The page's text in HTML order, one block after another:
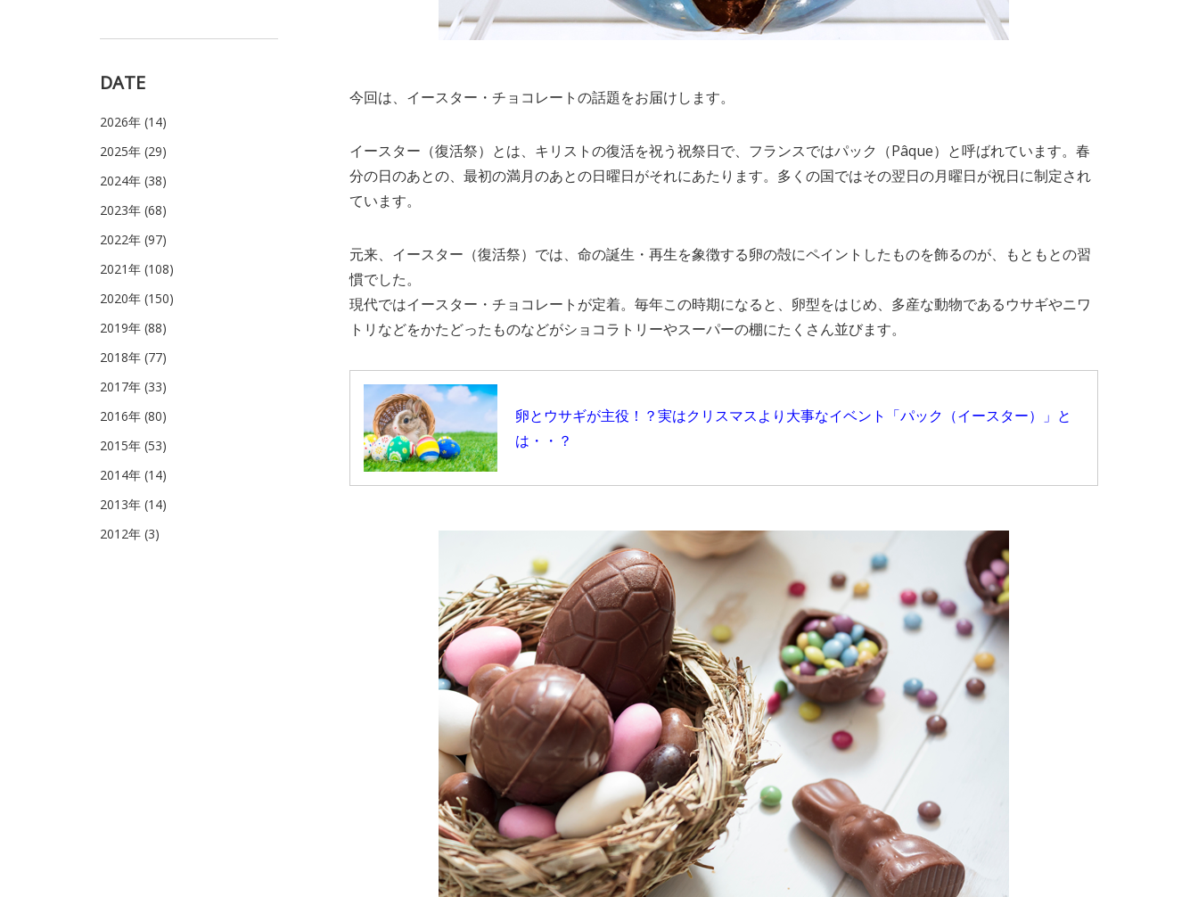
今回は、イースター・チョコレートの話題をお届けします。
イースター（復活祭）とは、キリストの復活を祝う祝祭日で、フランスではパック（Pâque）と呼ばれています。春
分の日のあとの、最初の満月のあとの日曜日がそれにあたります。多くの国ではその翌日の月曜日が祝日に制定され
ています。
元来、イースター（復活祭）では、命の誕生・再生を象徴する卵の殻にペイントしたものを飾るのが、もともとの習
慣でした。
現代ではイースター・チョコレートが定着。毎年この時期になると、卵型をはじめ、多産な動物であるウサギやニワ
トリなどをかたどったものなどがショコラトリーやスーパーの棚にたくさん並びます。
卵とウサギが主役！？実はクリスマスより大事なイベント「パック（イースター）」と
は・・？
DATE
2026年 (14)
2025年 (29)
2024年 (38)
2023年 (68)
2022年 (97)
2021年 (108)
2020年 (150)
2019年 (88)
2018年 (77)
2017年 (33)
2016年 (80)
2015年 (53)
2014年 (14)
2013年 (14)
2012年 (3)